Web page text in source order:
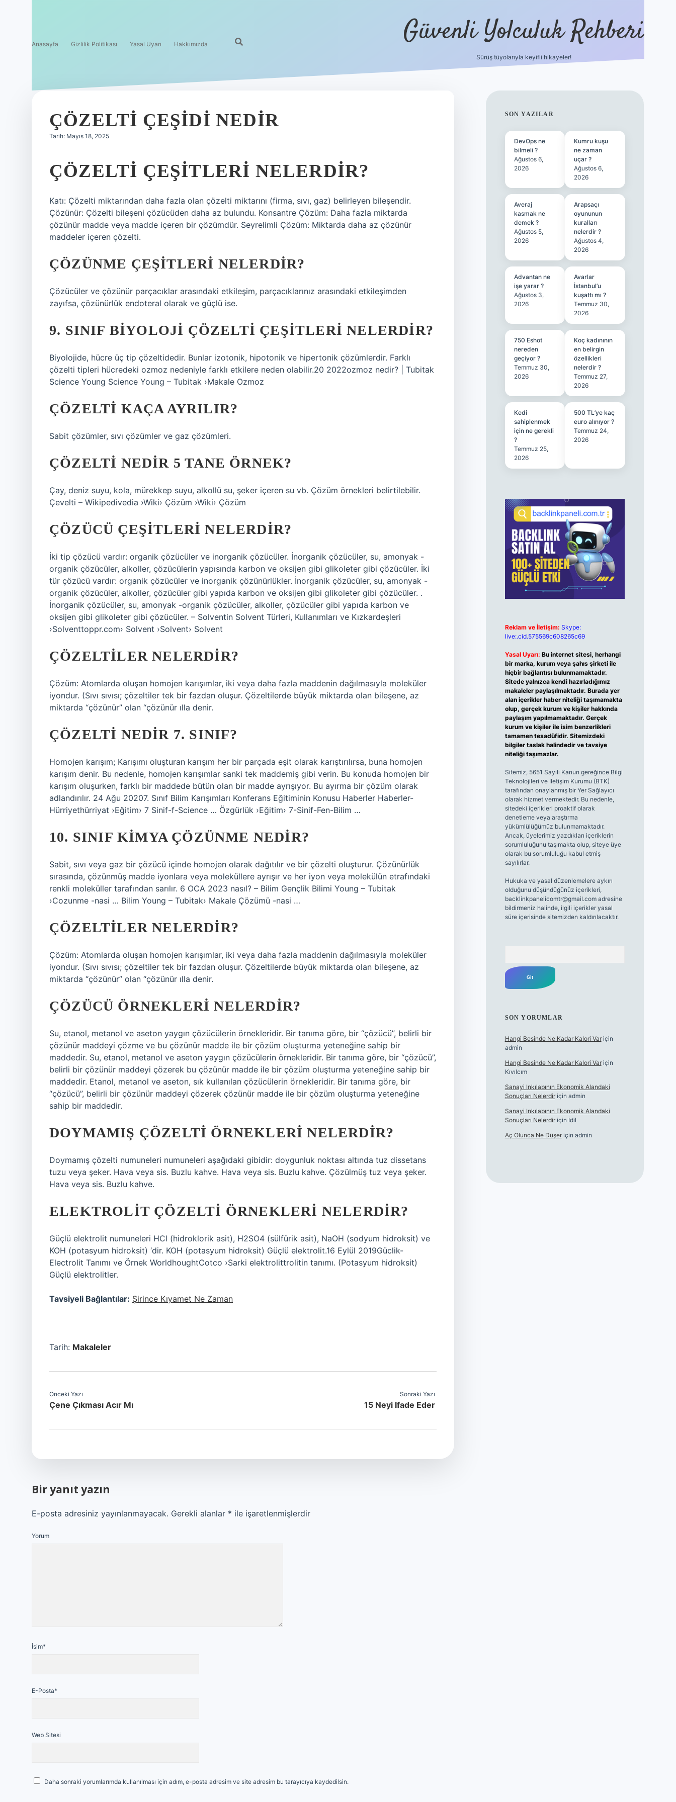
Anasayfa Gizlilik Politikası Yasal Uyarı Hakkımızda Güvenli Yolculuk Rehberi
Sürüş tüyolarıyla keyifli hikayeler!
ÇÖZELTI ÇEŞIDI NEDIR
Tarih: Mayıs 18, 2025
ÇÖZELTI ÇEŞITLERI NELERDIR?
Katı: Çözelti miktarından daha fazla olan çözelti miktarını (firma, sıvı, gaz) belirleyen bileşendir.
Çözünür: Çözelti bileşeni çözücüden daha az bulundu. Konsantre Çözüm: Daha fazla miktarda
çözünür madde veya madde içeren bir çözümdür. Seyrelimli Çözüm: Miktarda daha az çözünür
maddeler içeren çözelti.
ÇÖZÜNME ÇEŞITLERI NELERDIR?
Çözücüler ve çözünür parçacıklar arasındaki etkileşim, parçacıklarınız arasındaki etkileşimden
zayıfsa, çözünürlük endoteral olarak ve güçlü ise.
9. SINIF BIYOLOJI ÇÖZELTI ÇEŞITLERI NELERDIR?
Biyolojide, hücre üç tip çözeltidedir. Bunlar izotonik, hipotonik ve hipertonik çözümlerdir. Farklı
çözelti tipleri hücredeki ozmoz nedeniyle farklı etkilere neden olabilir.20 2022ozmoz nedir? | Tubitak
Science Young Science Young – Tubitak ›Makale Ozmoz
ÇÖZELTI KAÇA AYRILIR?
Sabit çözümler, sıvı çözümler ve gaz çözümleri.
ÇÖZELTI NEDIR 5 TANE ÖRNEK?
Çay, deniz suyu, kola, mürekkep suyu, alkollü su, şeker içeren su vb. Çözüm örnekleri belirtilebilir.
Çevelti – Wikipedivedia ›Wiki› Çözüm ›Wiki› Çözüm
ÇÖZÜCÜ ÇEŞITLERI NELERDIR?
İki tip çözücü vardır: organik çözücüler ve inorganik çözücüler. İnorganik çözücüler, su, amonyak -
organik çözücüler, alkoller, çözücülerin yapısında karbon ve oksijen gibi glikoleter gibi çözücüler. İki
tür çözücü vardır: organik çözücüler ve inorganik çözünürlükler. İnorganik çözücüler, su, amonyak -
organik çözücüler, alkoller, çözücüler gibi yapıda karbon ve oksijen gibi glikoleter gibi çözücüler. .
İnorganik çözücüler, su, amonyak -organik çözücüler, alkoller, çözücüler gibi yapıda karbon ve
oksijen gibi glikoleter gibi çözücüler. – Solventin Solvent Türleri, Kullanımları ve Kızkardeşleri
›Solventtoppr.com› Solvent ›Solvent› Solvent
ÇÖZELTILER NELERDIR?
Çözüm: Atomlarda oluşan homojen karışımlar, iki veya daha fazla maddenin dağılmasıyla moleküler
iyondur. (Sıvı sıvısı; çözeltiler tek bir fazdan oluşur. Çözeltilerde büyük miktarda olan bileşene, az
miktarda “çözünür” olan “çözünür ılla denir.
ÇÖZELTI NEDIR 7. SINIF?
Homojen karışım; Karışımı oluşturan karışım her bir parçada eşit olarak karıştırılırsa, buna homojen
karışım denir. Bu nedenle, homojen karışımlar sanki tek maddemiş gibi verin. Bu konuda homojen bir
karışım oluşurken, farklı bir maddede bütün olan bir madde ayrışıyor. Bu ayırma bir çözüm olarak
adlandırılır. 24 Ağu 20207. Sınıf Bilim Karışımları Konferans Eğitiminin Konusu Haberler Haberler-
Hürriyethürriyat ›Eğitim› 7 Sinif-f-Science … Özgürlük ›Eğitim› 7-Sinif-Fen-Bilim …
10. SINIF KIMYA ÇÖZÜNME NEDIR?
Sabit, sıvı veya gaz bir çözücü içinde homojen olarak dağıtılır ve bir çözelti oluşturur. Çözünürlük
sırasında, çözünmüş madde iyonlara veya moleküllere ayrışır ve her iyon veya molekülün etrafındaki
renkli moleküller tarafından sarılır. 6 OCA 2023 nasıl? – Bilim Gençlik Bilimi Young – Tubitak
›Cozunme -nasi … Bilim Young – Tubitak› Makale Çözümü -nasi …
ÇÖZELTILER NELERDIR?
Çözüm: Atomlarda oluşan homojen karışımlar, iki veya daha fazla maddenin dağılmasıyla moleküler
iyondur. (Sıvı sıvısı; çözeltiler tek bir fazdan oluşur. Çözeltilerde büyük miktarda olan bileşene, az
miktarda “çözünür” olan “çözünür ılla denir.
ÇÖZÜCÜ ÖRNEKLERI NELERDIR?
Su, etanol, metanol ve aseton yaygın çözücülerin örnekleridir. Bir tanıma göre, bir “çözücü”, belirli bir
çözünür maddeyi çözme ve bu çözünür madde ile bir çözüm oluşturma yeteneğine sahip bir
maddedir. Su, etanol, metanol ve aseton yaygın çözücülerin örnekleridir. Bir tanıma göre, bir “çözücü”,
belirli bir çözünür maddeyi çözerek bu çözünür madde ile bir çözüm oluşturma yeteneğine sahip bir
maddedir. Etanol, metanol ve aseton, sık kullanılan çözücülerin örnekleridir. Bir tanıma göre, bir
“çözücü”, belirli bir çözünür maddeyi çözerek çözünür madde ile bir çözüm oluşturma yeteneğine
sahip bir maddedir.
DOYMAMIŞ ÇÖZELTI ÖRNEKLERI NELERDIR?
Doymamış çözelti numuneleri numuneleri aşağıdaki gibidir: doygunluk noktası altında tuz dissetans
tuzu veya şeker. Hava veya sis. Buzlu kahve. Hava veya sis. Buzlu kahve. Çözülmüş tuz veya şeker.
Hava veya sis. Buzlu kahve.
ELEKTROLIT ÇÖZELTI ÖRNEKLERI NELERDIR?
Güçlü elektrolit numuneleri HCl (hidroklorik asit), H2SO4 (sülfürik asit), NaOH (sodyum hidroksit) ve
KOH (potasyum hidroksit) ‘dir. KOH (potasyum hidroksit) Güçlü elektrolit.16 Eylül 2019Güclik-
Electrolit Tanımı ve Örnek WorldhoughtCotco ›Sarki elektrolittrolitin tanımı. (Potasyum hidroksit)
Güçlü elektrolitler.
Tavsiyeli Bağlantılar: Şirince Kıyamet Ne Zaman
Tarih: Makaleler
Önceki Yazı
Çene Çıkması Acır Mı
Sonraki Yazı
15 Neyi Ifade Eder
Bir yanıt yazın
E-posta adresiniz yayınlanmayacak. Gerekli alanlar * ile işaretlenmişlerdir
Yorum
İsim*
E-Posta*
Web Sitesi
Daha sonraki yorumlarımda kullanılması için adım, e-posta adresim ve site adresim bu tarayıcıya kaydedilsin.
SIDEBAR
SON YAZILAR
DevOps ne
bilmeli ?
Ağustos 6,
2026
Kumru kuşu
ne zaman
uçar ?
Ağustos 6,
2026
Averaj
kasmak ne
demek ?
Ağustos 5,
2026
Arapsaçı
oyununun
kuralları
nelerdir ?
Ağustos 4,
2026
Advantan ne
işe yarar ?
Ağustos 3,
2026
Avarlar
İstanbul’u
kuşattı mı ?
Temmuz 30,
2026
750 Eshot
nereden
geçiyor ?
Temmuz 30,
2026
Koç kadınının
en belirgin
özellikleri
nelerdir ?
Temmuz 27,
2026
Kedi
sahiplenmek
için ne gerekli
?
Temmuz 25,
2026
500 TL’ye kaç
euro alınıyor ?
Temmuz 24,
2026
Reklam ve İletişim: Skype:
live:.cid.575569c608265c69
Yasal Uyarı: Bu internet sitesi, herhangi
bir marka, kurum veya şahıs şirketi ile
hiçbir bağlantısı bulunmamaktadır.
Sitede yalnızca kendi hazırladığımız
makaleler paylaşılmaktadır. Burada yer
alan içerikler haber niteliği taşımamakta
olup, gerçek kurum ve kişiler hakkında
paylaşım yapılmamaktadır. Gerçek
kurum ve kişiler ile isim benzerlikleri
tamamen tesadüfidir. Sitemizdeki
bilgiler taslak halindedir ve tavsiye
niteliği taşımazlar.
Sitemiz, 5651 Sayılı Kanun gereğince Bilgi
Teknolojileri ve İletişim Kurumu (BTK)
tarafından onaylanmış bir Yer Sağlayıcı
olarak hizmet vermektedir. Bu nedenle,
sitedeki içerikleri proaktif olarak
denetleme veya araştırma
yükümlülüğümüz bulunmamaktadır.
Ancak, üyelerimiz yazdıkları içeriklerin
sorumluluğunu taşımakta olup, siteye üye
olarak bu sorumluluğu kabul etmiş
sayılırlar.
Hukuka ve yasal düzenlemelere aykırı
olduğunu düşündüğünüz içerikleri,
backlinkpanelicomtr@gmail.comadresine
bildirmeniz halinde, ilgili içerikler yasal
süre içerisinde sitemizden kaldırılacaktır.
SON YORUMLAR
Hangi Besinde Ne Kadar Kalori Variçin
admin
Hangi Besinde Ne Kadar Kalori Variçin
Kıvılcım
Sanayi Inkılabının Ekonomik Alandaki
Sonuçları Nelerdiriçin admin
Sanayi Inkılabının Ekonomik Alandaki
Sonuçları Nelerdiriçin İdil
Aç Olunca Ne Düşeriçin admin
grandoperabet